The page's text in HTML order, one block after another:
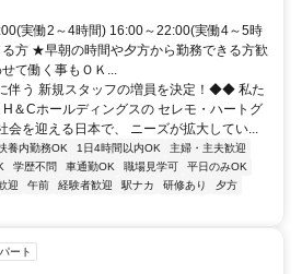
実働2～4時間) 16:00～22:00(実働4～5時
方 ★早朝の時間や夕方から勤務できる方歓
て働く事もＯＫ...
う 新規スタッフの増員を決定！◆◆ 私た
＆Cホールディングスの セレモ・ハートグ
会を迎える日本で、 ニーズが拡大してい...
養内勤務OK 1日4時間以内OK
主婦・主夫歓迎
学歴不問 車通勤OK 職場見学可
平日のみOK
迎 午前 経験者歓迎 駅ナカ 研修あり
夕方
ート